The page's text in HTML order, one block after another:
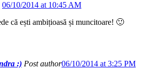
06/10/2014 at 10:45 AM
că ești ambițioasă și muncitoare! 🙂
:) Post author06/10/2014 at 3:25 PM